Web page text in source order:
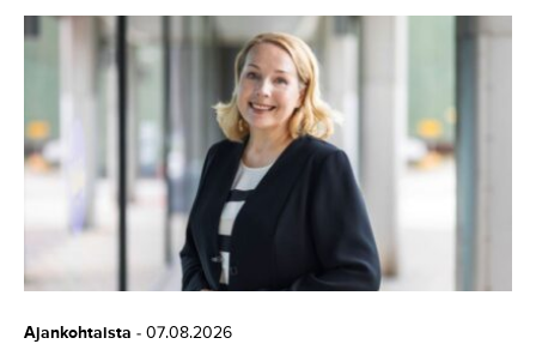
Ajankohtaista - 07.08.2026